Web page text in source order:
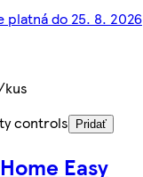
platná do 25. 8. 2026
controls
Pridať
Easy